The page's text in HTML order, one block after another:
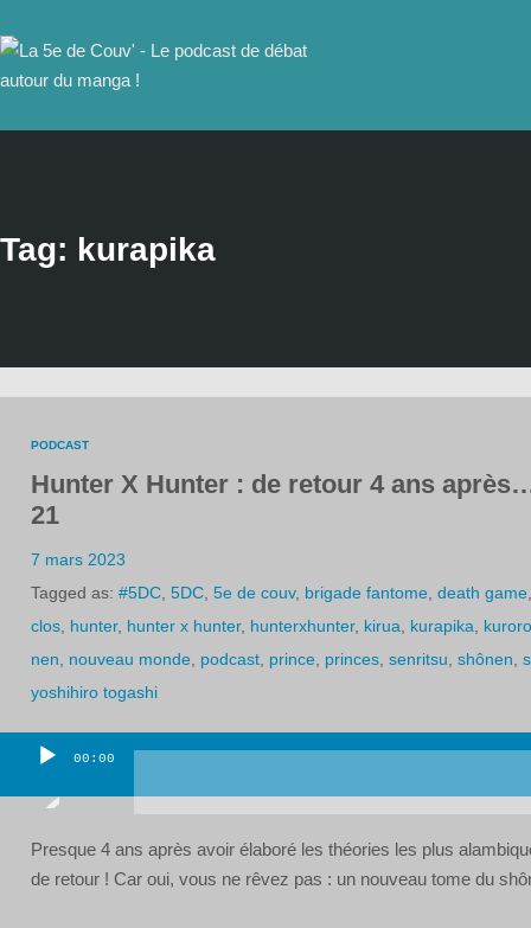
Tag: kurapika
PODCAST
Hunter X Hunter : de retour 4 ans
21
7 mars 2023
Tagged as: #5DC, 5DC, 5e de couv, brigade fantome, death game
clos, hunter, hunter x hunter, hunterxhunter, kirua kurapika
kuroro
nen
nouveau monde, podcast, prince, princes, senritsu shônen
yoshihiro togashi
00:00
Presque 4 ans après avoir élaboré les théories les plus
de retour ! Car oui, vous ne rêvez pas : un nouveau tome du